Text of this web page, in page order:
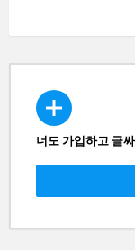
CREATE
너도 가입하고 글